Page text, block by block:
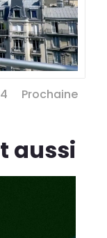
4 Prochaine
aussi